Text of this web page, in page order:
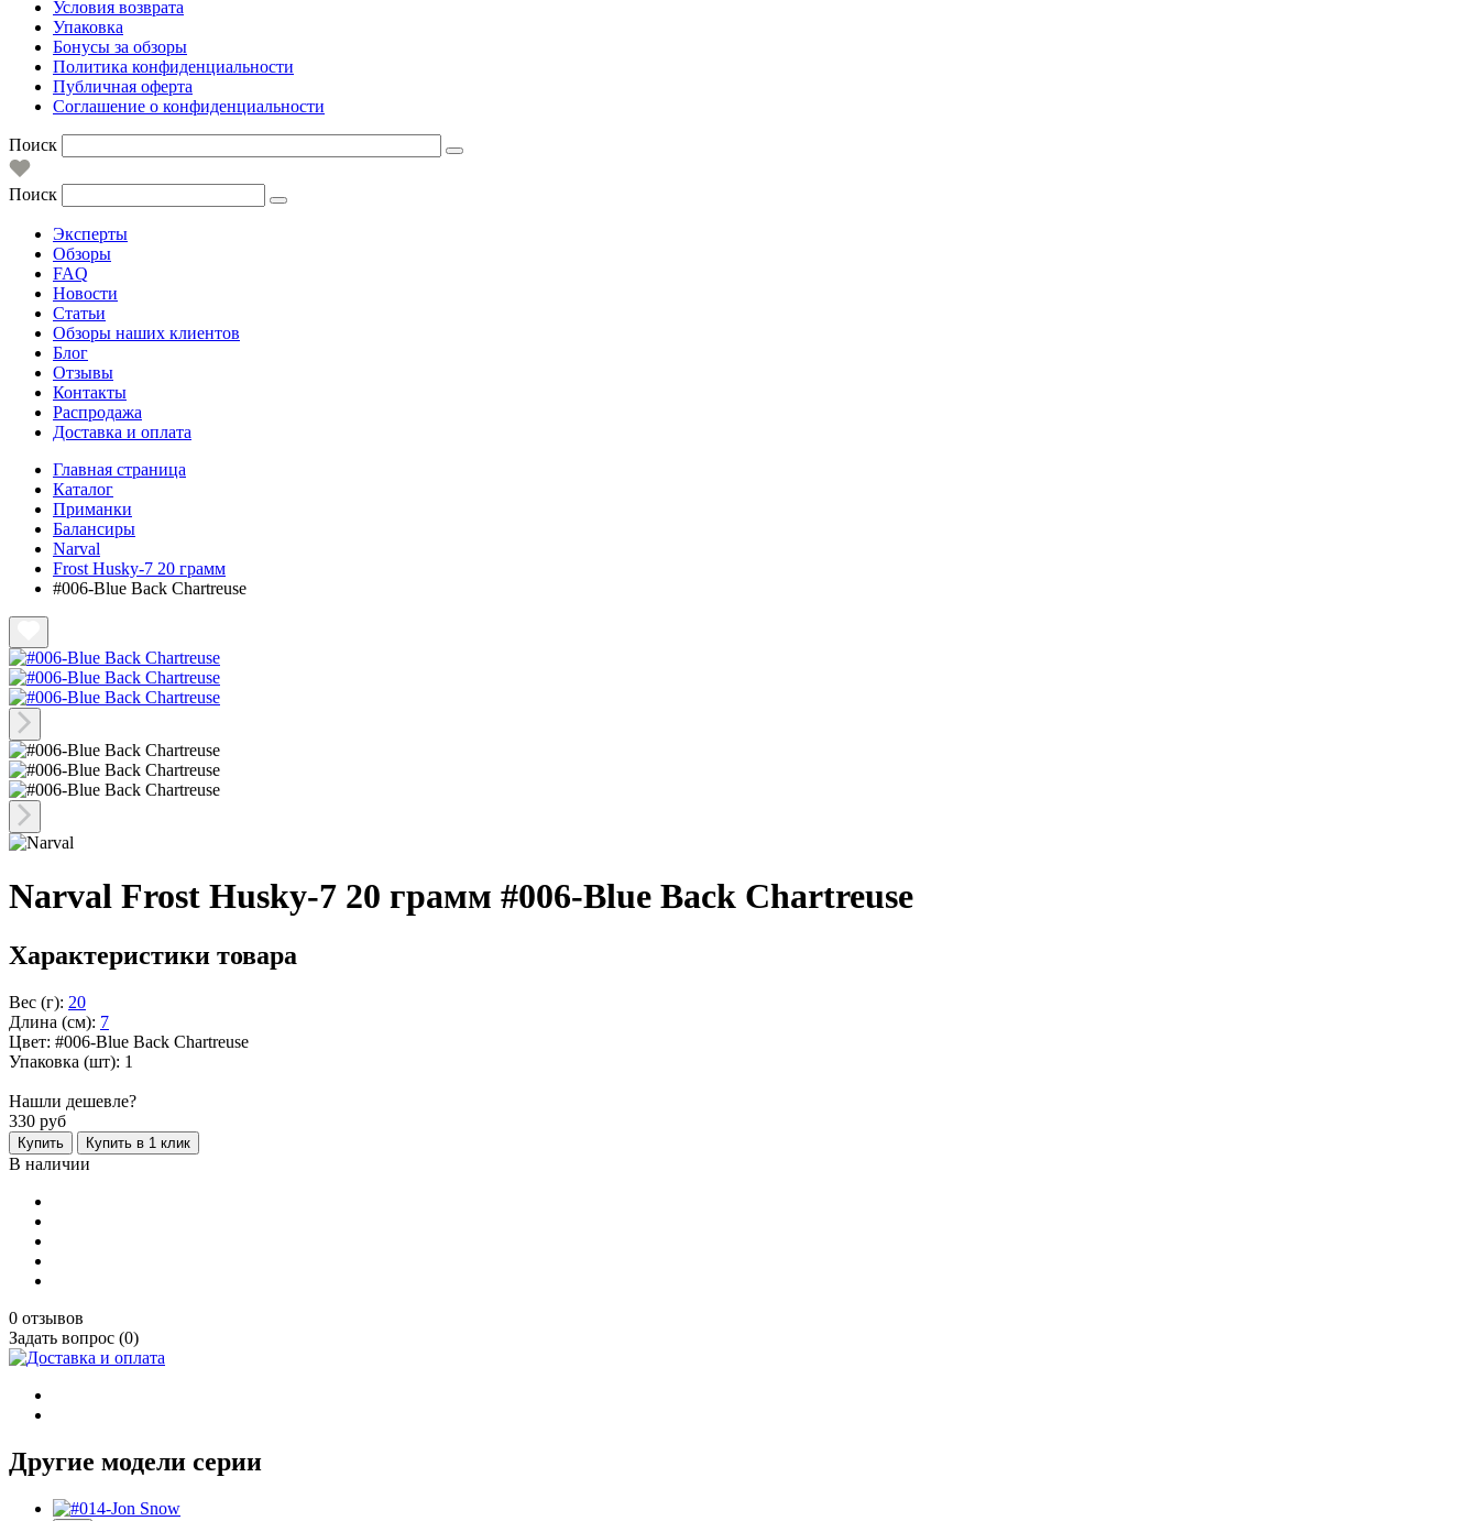
Условия возврата
Упаковка
Бонусы за обзоры
Политика конфиденциальности
Публичная оферта
Соглашение о конфиденциальности
Поиск
Поиск
Эксперты
Обзоры
FAQ
Новости
Статьи
Обзоры наших клиентов
Блог
Отзывы
Контакты
Распродажа
Доставка и оплата
Главная страница
Каталог
Приманки
Балансиры
Narval
Frost Husky-7 20 грамм
#006-Blue Back Chartreuse
Narval Frost Husky-7 20 грамм #006-Blue Back Chartreuse
Характеристики товара
Вес (г): 20
Длина (см): 7
Цвет: #006-Blue Back Chartreuse
Упаковка (шт): 1
Нашли дешевле?
330 руб
Купить Купить в 1 клик
В наличии
0 отзывов
Задать вопрос (0)
Другие модели серии